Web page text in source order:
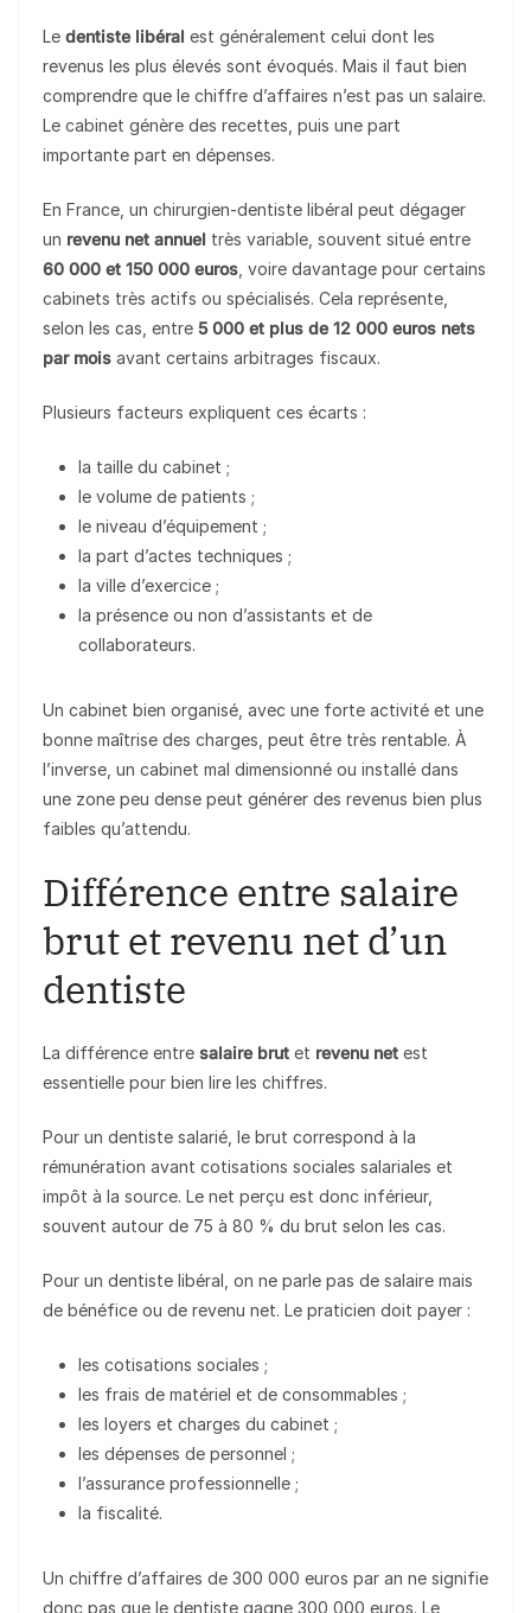
Le dentiste libéral est généralement celui dont les
revenus les plus élevés sont évoqués. Mais il faut bien
comprendre que le chiffre d’affaires n’est pas un salaire.
Le cabinet génère des recettes, puis une part
importante part en dépenses.
En France, un chirurgien-dentiste libéral peut dégager
un revenu net annuel très variable, souvent situé entre
60 000 et 150 000 euros , voire davantage pour certains
cabinets très actifs ou spécialisés. Cela représente,
selon les cas, entre 5 000 et plus de 12 000 euros nets
par mois avant certains arbitrages fiscaux.
Plusieurs facteurs expliquent ces écarts :
la taille du cabinet ;
le volume de patients ;
le niveau d’équipement ;
la part d’actes techniques ;
la ville d’exercice ;
la présence ou non d’assistants et de
collaborateurs.
Un cabinet bien organisé, avec une forte activité et une
bonne maîtrise des charges, peut être très rentable. À
l’inverse, un cabinet mal dimensionné ou installé dans
une zone peu dense peut générer des revenus bien plus
faibles qu’attendu.
Différence entre salaire
brut et revenu net d’un
dentiste
La différence entre salaire brut et revenu net est
essentielle pour bien lire les chiffres.
Pour un dentiste salarié, le brut correspond à la
rémunération avant cotisations sociales salariales et
impôt à la source. Le net perçu est donc inférieur,
souvent autour de 75 à 80 % du brut selon les cas.
Pour un dentiste libéral, on ne parle pas de salaire mais
de bénéfice ou de revenu net. Le praticien doit payer :
les cotisations sociales ;
les frais de matériel et de consommables ;
les loyers et charges du cabinet ;
les dépenses de personnel ;
l’assurance professionnelle ;
la fiscalité.
Un chiffre d’affaires de 300 000 euros par an ne signifie
donc pas que le dentiste gagne 300 000 euros. Le